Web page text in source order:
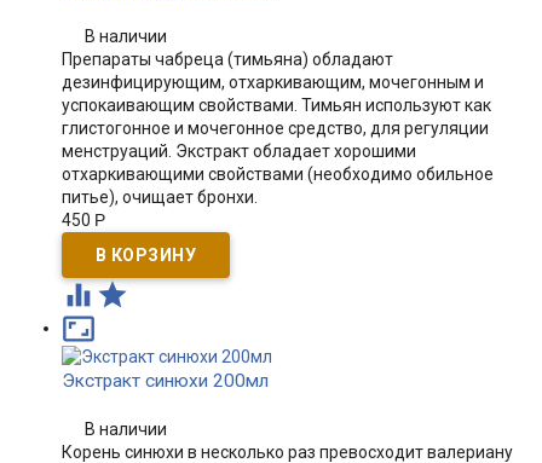
В наличии
Препараты чабреца (тимьяна) обладают
дезинфицирующим, отхаркивающим, мочегонным и
успокаивающим свойствами. Тимьян используют как
глистогонное и мочегонное средство, для регуляции
менструаций. Экстракт обладает хорошими
отхаркивающими свойствами (необходимо обильное
питье), очищает бронхи.
450 Р
 

Экстракт синюхи 200мл
В наличии
Корень синюхи в несколько раз превосходит валериану